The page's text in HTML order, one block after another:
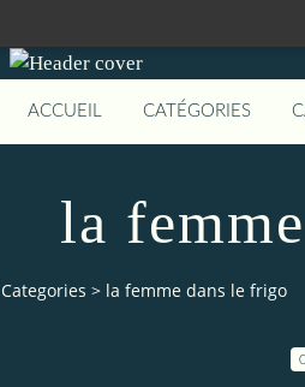
ACCUEIL CATÉGORIES
la
Categories > la femme dans le frigo